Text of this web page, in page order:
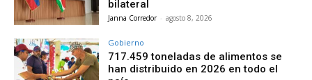
bilateral
Janna Corredor - agosto 8, 2026
Gobierno
717.459 toneladas de alimentos se
han distribuido en 2026 en todo el